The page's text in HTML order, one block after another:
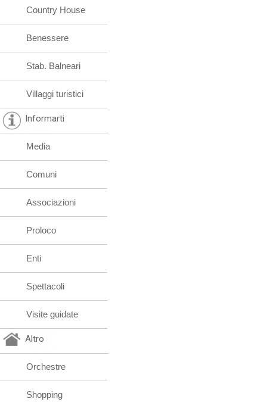
Country House
Benessere
Stab. Balneari
Villaggi turistici
Informarti
Media
Comuni
Associazioni
Proloco
Enti
Spettacoli
Visite guidate
Altro
Orchestre
Shopping